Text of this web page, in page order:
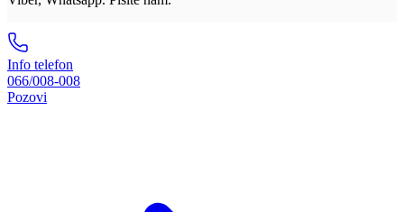
Info telefon
066/008-008
Pozovi